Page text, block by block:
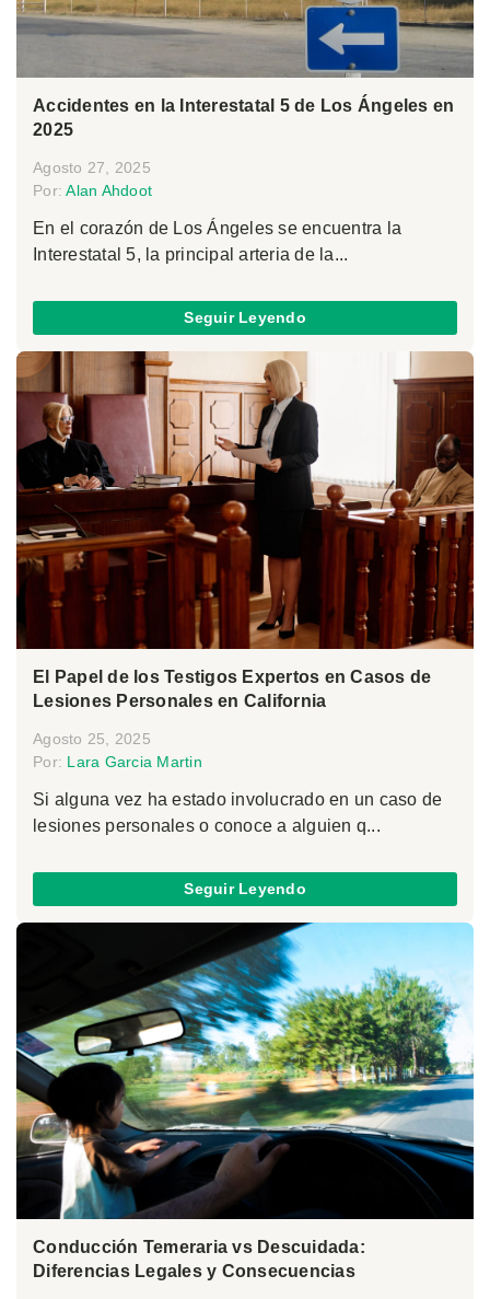
Accidentes en la Interestatal 5 de Los Ángeles en
2025
Agosto 27, 2025
Por:Alan Ahdoot
En el corazón de Los Ángeles se encuentra la
Interestatal 5, la principal arteria de la...
Seguir Leyendo
El Papel de los Testigos Expertos en Casos de
Lesiones Personales en California
Agosto 25, 2025
Por: Lara Garcia Martin
Si alguna vez ha estado involucrado en un caso de
lesiones personales o conoce a alguien q...
Seguir Leyendo
Conducción Temeraria vs Descuidada:
Diferencias Legales y Consecuencias